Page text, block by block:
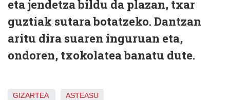
eta jendetza bildu da plazan, txar
guztiak sutara botatzeko. Dantzan
aritu dira suaren inguruan eta,
ondoren, txokolatea banatu dute.
GIZARTEA ASTEASU